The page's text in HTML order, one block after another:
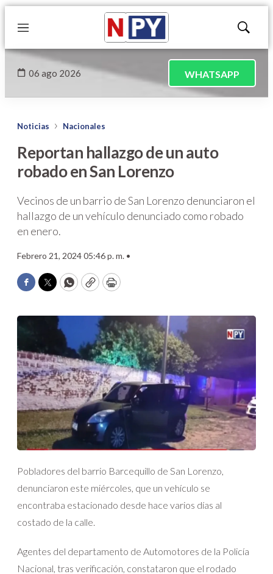
Menú
Mostrar
06 ago 2026 WHATSAPP
Noticias Nacionales
Reportan hallazgo de un auto
robado en San Lorenzo
Vecinos de un barrio de San Lorenzo denunciaron el
hallazgo de un vehículo denunciado como robado
en enero.
Febrero 21, 2024 05:46 p. m. •
Facebook
TwitterWhatsApp
CopyPrint
Pobladores del barrio Barcequillo de San Lorenzo,
denunciaron este miércoles, que un vehículo se
encontraba estacionado desde hace varios días al
costado de la calle.
Agentes del departamento de Automotores de la Policía
Nacional, tras verificación, constataron que el rodado